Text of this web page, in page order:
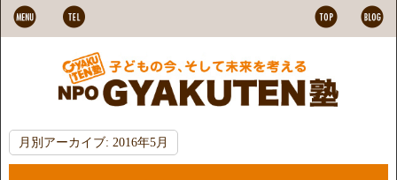
月別アーカイブ: 2016年5月